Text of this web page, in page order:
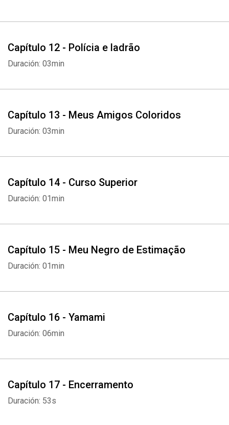
Capítulo 12 - Polícia e ladrão
Duración: 03min
Capítulo 13 - Meus Amigos Coloridos
Duración: 03min
Capítulo 14 - Curso Superior
Duración: 01min
Capítulo 15 - Meu Negro de Estimação
Duración: 01min
Capítulo 16 - Yamami
Duración: 06min
Capítulo 17 - Encerramento
Duración: 53s
Whatsapp Facebook Twitter